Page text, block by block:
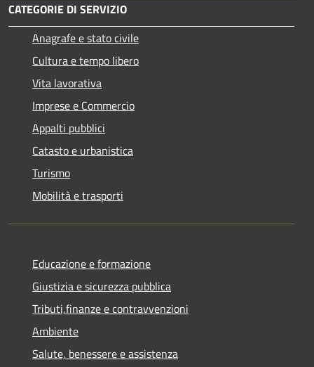
CATEGORIE DI SERVIZIO
Anagrafe e stato civile
Cultura e tempo libero
Vita lavorativa
Imprese e Commercio
Appalti pubblici
Catasto e urbanistica
Turismo
Mobilità e trasporti
Educazione e formazione
Giustizia e sicurezza pubblica
Tributi,finanze e contravvenzioni
Ambiente
Salute, benessere e assistenza